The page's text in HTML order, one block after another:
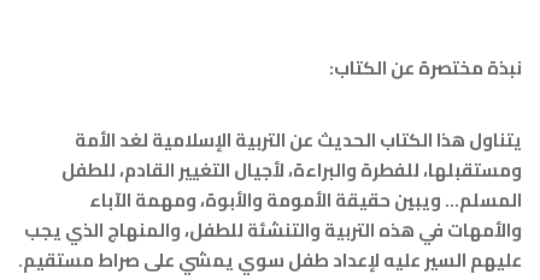
عن الكتاب:
الكتاب الحديث عن التربية الإسلامية لغد الأمة
للفطرة والبراءة، لأجيال التغيير القادم، للطفل
ويبين حقيقة الأمومة والأبوة، ومهمة الآباء
في هذه التربية والتنشئة للطفل، والمنهاج الذي يجب
عليه لإعداد طفل سوي يمشي على صراط مستقيم.